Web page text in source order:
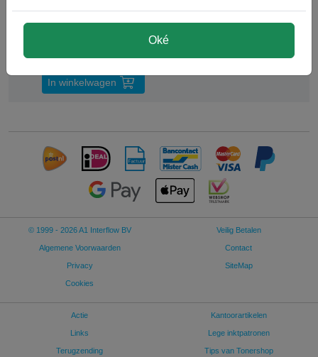
€ 93,38 excl p/st
In winkelwagen
© 1999 - 2026 A1 Interflow BV
Algemene Voorwaarden
Privacy
Cookies
Veilig Betalen
Contact
SiteMap
Actie
Links
Terugzending
Kantoorartikelen
Lege inktpatronen
Tips van Tonershop
Oké